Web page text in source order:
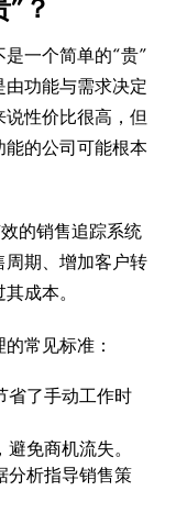
？
一个简单的“贵”
由功能与需求决定
性价比很高，但
能的公司可能根本
的销售追踪系统
周期、增加客户转
成本。
常见标准：
省了手动工作时
免商机流失。
分析指导销售策